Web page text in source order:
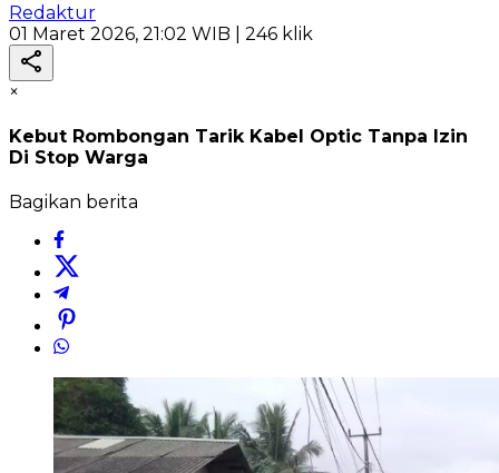
Redaktur
01 Maret 2026, 21:02 WIB | 246 klik
×
Kebut Rombongan Tarik Kabel Optic Tanpa Izin
Di Stop Warga
Bagikan berita